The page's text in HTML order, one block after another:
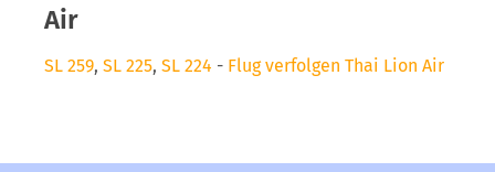
Air
SL 259, SL 225, SL 224 - Flug verfolgen Thai Lion Air